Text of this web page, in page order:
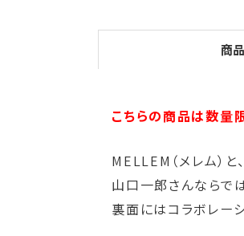
商
こちらの商品は数量
MELLEM（メレム）
山口一郎さんならで
裏面にはコラボレー